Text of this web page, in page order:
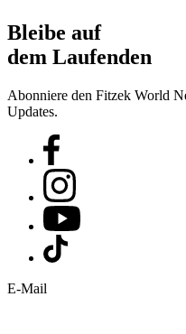
Bleibe auf
dem Laufenden
Abonniere den Fitzek World
Updates.
E-Mail